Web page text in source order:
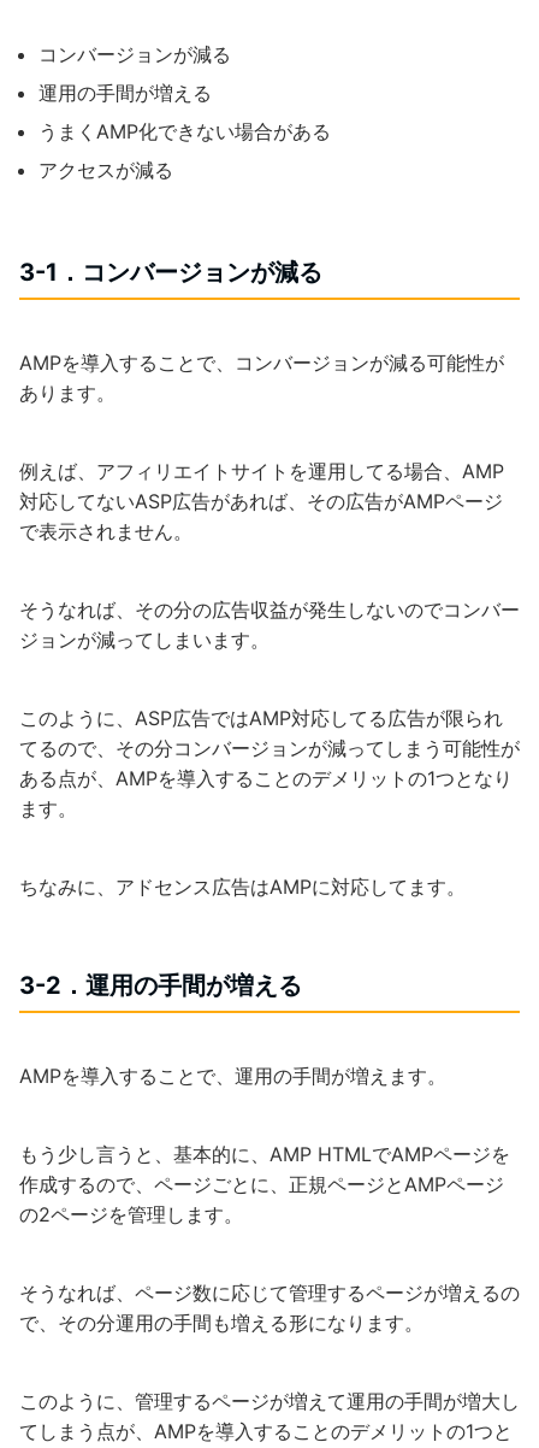
コンバージョンが減る
運用の手間が増える
うまくAMP化できない場合がある
アクセスが減る
3-1．コンバージョンが減る
AMPを導入することで、コンバージョンが減る可能性が
あります。
例えば、アフィリエイトサイトを運用してる場合、AMP
対応してないASP広告があれば、その広告がAMPページ
で表示されません。
そうなれば、その分の広告収益が発生しないのでコンバー
ジョンが減ってしまいます。
このように、ASP広告ではAMP対応してる広告が限られ
てるので、その分コンバージョンが減ってしまう可能性が
ある点が、AMPを導入することのデメリットの1つとなり
ます。
ちなみに、アドセンス広告はAMPに対応してます。
3-2．運用の手間が増える
AMPを導入することで、運用の手間が増えます。
もう少し言うと、基本的に、AMP HTMLでAMPページを
作成するので、ページごとに、正規ページとAMPページ
の2ページを管理します。
そうなれば、ページ数に応じて管理するページが増えるの
で、その分運用の手間も増える形になります。
このように、管理するページが増えて運用の手間が増大し
てしまう点が、AMPを導入することのデメリットの1つと